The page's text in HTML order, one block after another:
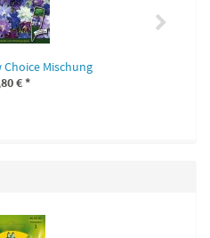
Mischung
€*